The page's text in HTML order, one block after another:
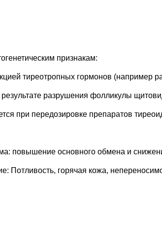
признакам:
тиреотропных гормонов (например
разрушения фолликулы
при передозировке препаратов
повышение основного обмена и
Потливость, горячая кожа,